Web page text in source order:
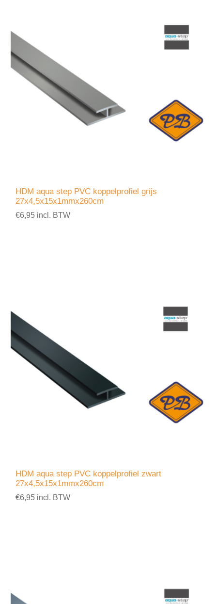
HDM aqua step PVC koppelprofiel grijs
27x4,5x15x1mmx260cm
€6,95 incl. BTW
HDM aqua step PVC koppelprofiel zwart
27x4,5x15x1mmx260cm
€6,95 incl. BTW